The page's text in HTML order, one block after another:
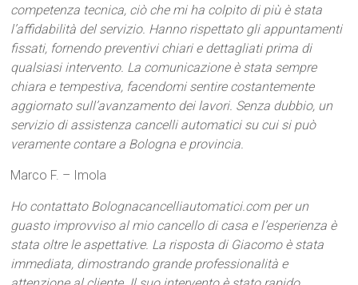
competenza tecnica, ciò che mi ha colpito di più è stata
l’affidabilità del servizio. Hanno rispettato gli appuntamenti
fissati, fornendo preventivi chiari e dettagliati prima di
qualsiasi intervento. La comunicazione è stata sempre
chiara e tempestiva, facendomi sentire costantemente
aggiornato sull’avanzamento dei lavori. Senza dubbio, un
servizio di assistenza cancelli automatici su cui si può
veramente contare a Bologna e provincia.
Marco F. – Imola
Ho contattato Bolognacancelliautomatici.com per un
guasto improvviso al mio cancello di casa e l’esperienza è
stata oltre le aspettative. La risposta di Giacomo è stata
immediata, dimostrando grande professionalità e